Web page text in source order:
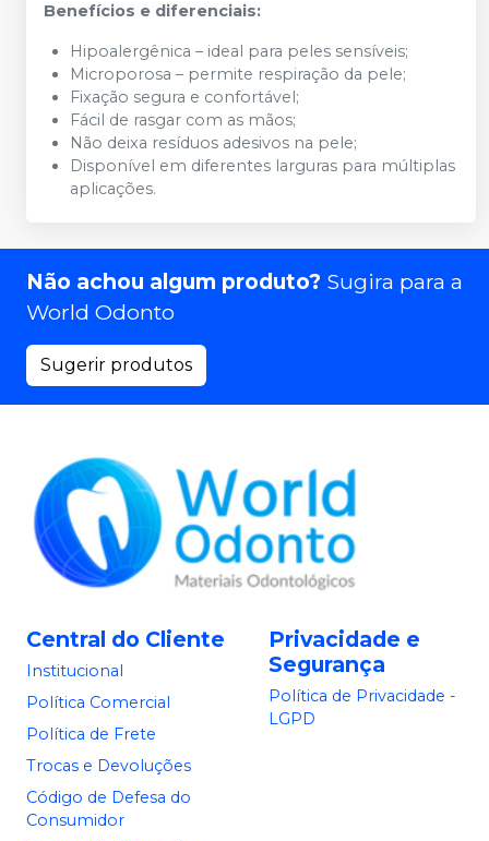
Benefícios e diferenciais:
Hipoalergênica – ideal para peles sensíveis;
Microporosa – permite respiração da pele;
Fixação segura e confortável;
Fácil de rasgar com as mãos;
Não deixa resíduos adesivos na pele;
Disponível em diferentes larguras para múltiplas
aplicações.
Não achou algum produto? Sugira para a
World Odonto
Sugerir produtos
Central do Cliente
Institucional
Política Comercial
Política de Frete
Trocas e Devoluções
Código de Defesa do
Consumidor
Privacidade e
Segurança
Política de Privacidade -
LGPD